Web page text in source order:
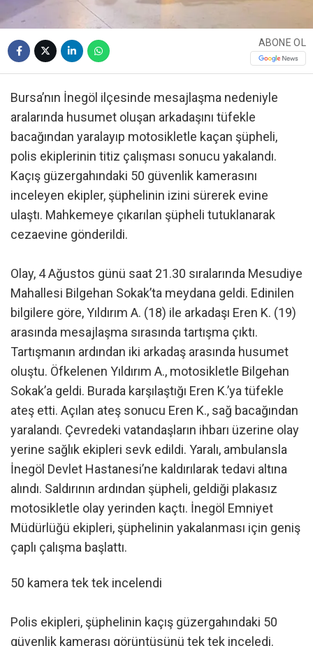
ABONE OL
Bursa’nın İnegöl ilçesinde mesajlaşma nedeniyle
aralarında husumet oluşan arkadaşını tüfekle
bacağından yaralayıp motosikletle kaçan şüpheli,
polis ekiplerinin titiz çalışması sonucu yakalandı.
Kaçış güzergahındaki 50 güvenlik kamerasını
inceleyen ekipler, şüphelinin izini sürerek evine
ulaştı. Mahkemeye çıkarılan şüpheli tutuklanarak
cezaevine gönderildi.
Olay, 4 Ağustos günü saat 21.30 sıralarında Mesudiye
Mahallesi Bilgehan Sokak’ta meydana geldi. Edinilen
bilgilere göre, Yıldırım A. (18) ile arkadaşı Eren K. (19)
arasında mesajlaşma sırasında tartışma çıktı.
Tartışmanın ardından iki arkadaş arasında husumet
oluştu. Öfkelenen Yıldırım A., motosikletle Bilgehan
Sokak’a geldi. Burada karşılaştığı Eren K.’ya tüfekle
ateş etti. Açılan ateş sonucu Eren K., sağ bacağından
yaralandı. Çevredeki vatandaşların ihbarı üzerine olay
yerine sağlık ekipleri sevk edildi. Yaralı, ambulansla
İnegöl Devlet Hastanesi’ne kaldırılarak tedavi altına
alındı. Saldırının ardından şüpheli, geldiği plakasız
motosikletle olay yerinden kaçtı. İnegöl Emniyet
Müdürlüğü ekipleri, şüphelinin yakalanması için geniş
çaplı çalışma başlattı.
50 kamera tek tek incelendi
Polis ekipleri, şüphelinin kaçış güzergahındaki 50
güvenlik kamerası görüntüsünü tek tek inceledi.